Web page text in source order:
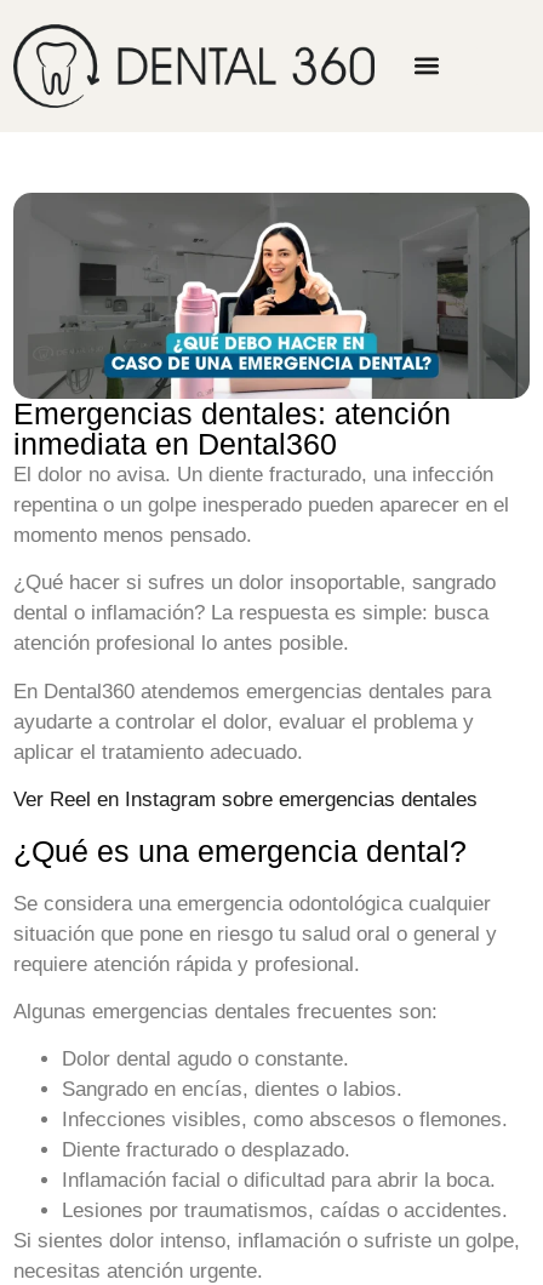
Emergencias dentales: atención
inmediata en Dental360
El dolor no avisa. Un diente fracturado, una infección
repentina o un golpe inesperado pueden aparecer en el
momento menos pensado.
¿Qué hacer si sufres un dolor insoportable, sangrado
dental o inflamación? La respuesta es simple: busca
atención profesional lo antes posible.
En Dental360 atendemos emergencias dentales para
ayudarte a controlar el dolor, evaluar el problema y
aplicar el tratamiento adecuado.
Ver Reel en Instagram sobre emergencias dentales
¿Qué es una emergencia dental?
Se considera una emergencia odontológica cualquier
situación que pone en riesgo tu salud oral o general y
requiere atención rápida y profesional.
Algunas emergencias dentales frecuentes son:
Dolor dental agudo o constante.
Sangrado en encías, dientes o labios.
Infecciones visibles, como abscesos o flemones.
Diente fracturado o desplazado.
Inflamación facial o dificultad para abrir la boca.
Lesiones por traumatismos, caídas o accidentes.
Si sientes dolor intenso, inflamación o sufriste un golpe,
necesitas atención urgente.